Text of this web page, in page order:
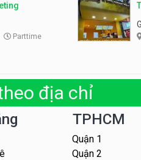
Parttime
địa chỉ
TPHCM
Quận 1
Quận 2